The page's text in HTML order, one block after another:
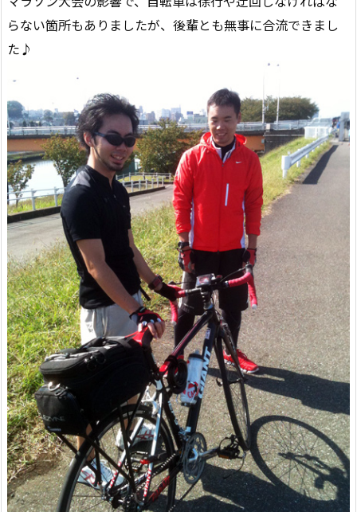
らない箇所もありましたが、後輩とも無事に合流できまし
た♪